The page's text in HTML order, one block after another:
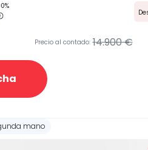
(Elige
Precio al contado: 14.900 €
mano